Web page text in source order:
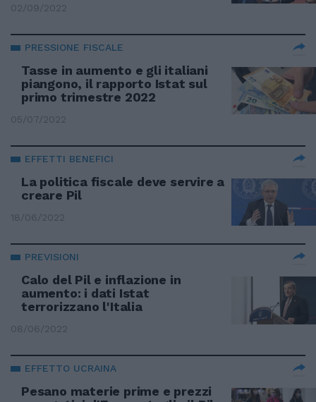
02/09/2022
PRESSIONE FISCALE
Tasse in aumento e gli italiani
piangono, il rapporto Istat sul
primo trimestre 2022
05/07/2022
EFFETTI BENEFICI
La politica fiscale deve servire a
creare Pil
18/06/2022
PREVISIONI
Calo del Pil e inflazione in
aumento: i dati Istat
terrorizzano l'Italia
08/06/2022
EFFETTO UCRAINA
Pesano materie prime e prezzi